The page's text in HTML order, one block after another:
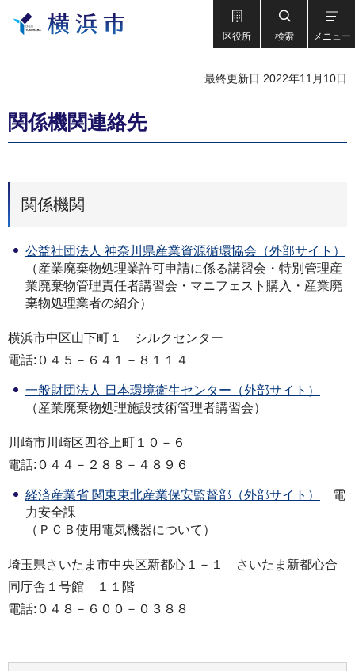
区役所 検索 メニュー
最終更新日 2022年11月10日
関係機関連絡先
関係機関
公益社団法人 神奈川県産業資源循環協会（外部サイト）
（産業廃棄物処理業許可申請に係る講習会・特別管理産
業廃棄物管理責任者講習会・マニフェスト購入・産業廃
棄物処理業者の紹介）
横浜市中区山下町１ シルクセンター
電話:０４５－６４１－８１１４
一般財団法人 日本環境衛生センター（外部サイト）
（産業廃棄物処理施設技術管理者講習会）
川崎市川崎区四谷上町１０－６
電話:０４４－２８８－４８９６
経済産業省 関東東北産業保安監督部（外部サイト）
電
力安全課
（ＰＣＢ使用電気機器について）
埼玉県さいたま市中央区新都心１－１ さいたま新都心合
同庁舎１号館 １１階
電話:０４８－６００－０３８８